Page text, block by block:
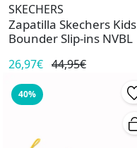
SKECHERS
Zapatilla Skechers Kids
Bounder Slip-ins NVBL
26,97€ 44,95€
40%